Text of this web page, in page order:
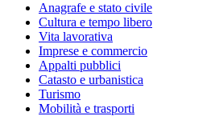
Anagrafe e stato civile
Cultura e tempo libero
Vita lavorativa
Imprese e commercio
Appalti pubblici
Catasto e urbanistica
Turismo
Mobilità e trasporti